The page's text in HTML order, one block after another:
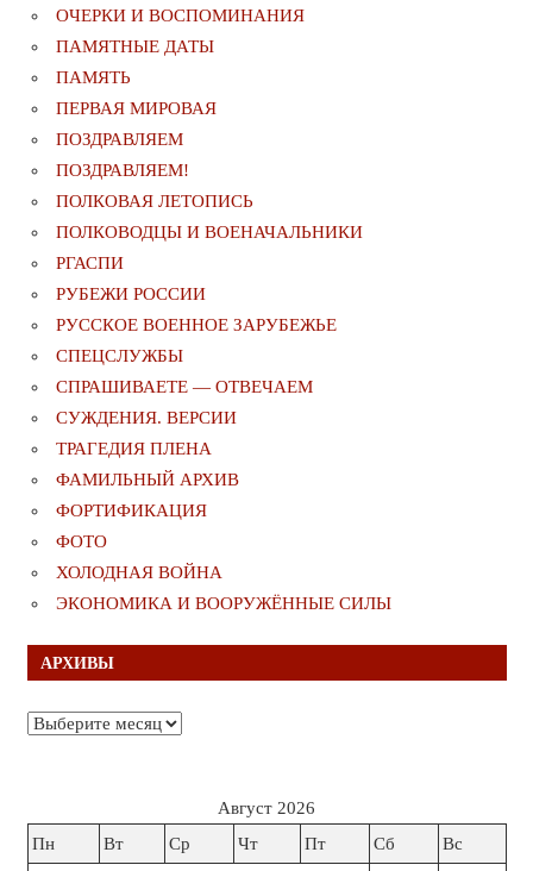
ОЧЕРКИ И ВОСПОМИНАНИЯ
ПАМЯТНЫЕ ДАТЫ
ПАМЯТЬ
ПЕРВАЯ МИРОВАЯ
ПОЗДРАВЛЯЕМ
ПОЗДРАВЛЯЕМ!
ПОЛКОВАЯ ЛЕТОПИСЬ
ПОЛКОВОДЦЫ И ВОЕНАЧАЛЬНИКИ
РГАСПИ
РУБЕЖИ РОССИИ
РУССКОЕ ВОЕННОЕ ЗАРУБЕЖЬЕ
СПЕЦСЛУЖБЫ
СПРАШИВАЕТЕ — ОТВЕЧАЕМ
СУЖДЕНИЯ. ВЕРСИИ
ТРАГЕДИЯ ПЛЕНА
ФАМИЛЬНЫЙ АРХИВ
ФОРТИФИКАЦИЯ
ФОТО
ХОЛОДНАЯ ВОЙНА
ЭКОНОМИКА И ВООРУЖЁННЫЕ СИЛЫ
АРХИВЫ
Архивы
Август 2026
Пн
Вт Ср Чт Пт Сб Вс